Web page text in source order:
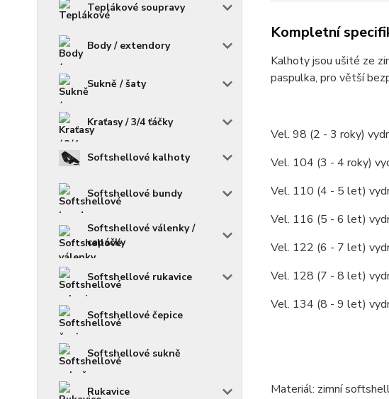
Teplákové soupravy
Body / extendory
Sukně / šaty
Kraťasy / 3/4 ťáčky
Softshellové kalhoty
Softshellové bundy
Softshellové válenky /
capáčky
Softshellové rukavice
Softshellové čepice
Softshellové sukně
Rukavice
Kompletní
Kalhoty jsou ušité ze
paspulka, pro větší
Vel. 98 (2 - 3 roky)
Vel. 104 (3 - 4 roky)
Vel. 110 (4 - 5 let)
Vel. 116 (5 - 6 let)
Vel. 122 (6 - 7 let)
Vel. 128 (7 - 8 let)
Vel. 134 (8 - 9 let)
Materiál: zimní